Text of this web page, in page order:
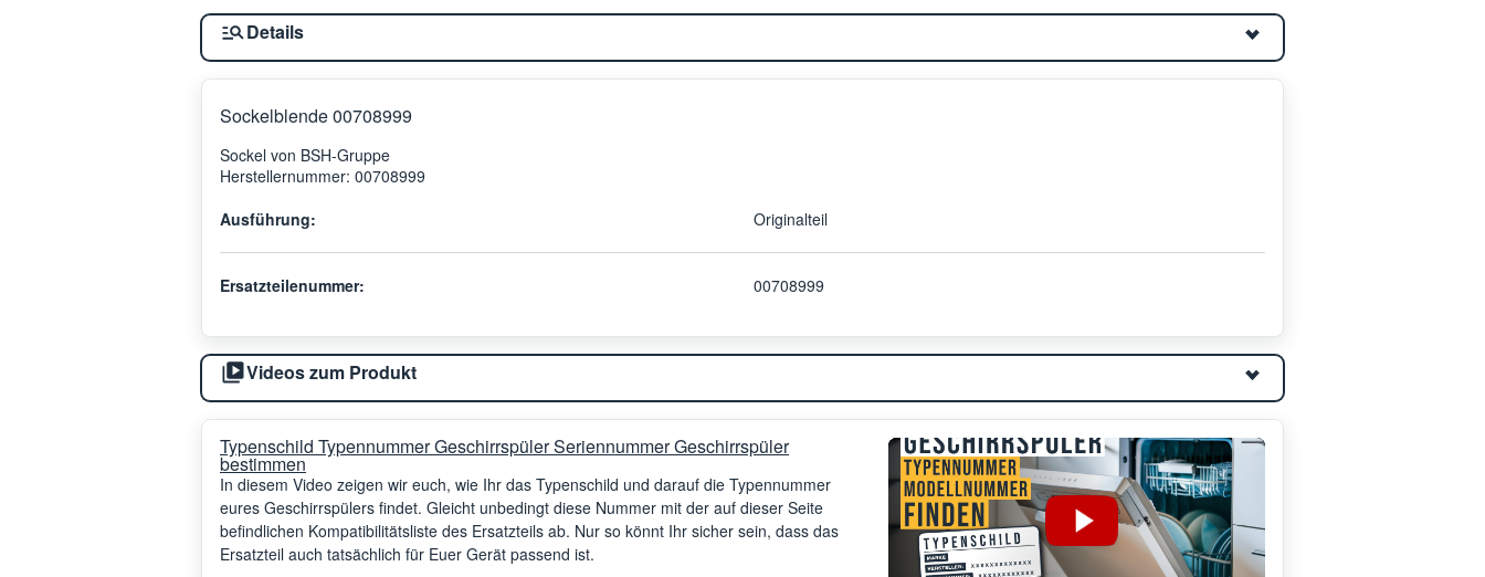
Details
Sockelblende 00708999
Sockel von BSH-Gruppe
Herstellernummer: 00708999
Ausführung:
Originalteil
Ersatzteilenummer: 00708999
Videos zum Produkt
Typenschild Typennummer Geschirrspüler Seriennummer Geschirrspüler
bestimmen
In diesem Video zeigen wir euch, wie Ihr das Typenschild und darauf die Typennummer
eures Geschirrspülers findet. Gleicht unbedingt diese Nummer mit der auf dieser Seite
befindlichen Kompatibilitätsliste des Ersatzteils ab. Nur so könnt Ihr sicher sein, dass das
Ersatzteil auch tatsächlich für Euer Gerät passend ist.